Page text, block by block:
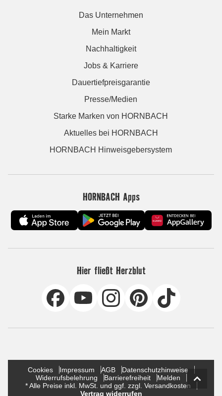
Das Unternehmen
Mein Markt
Nachhaltigkeit
Jobs & Karriere
Dauertiefpreisgarantie
Presse/Medien
Starke Marken von HORNBACH
Aktuelles bei HORNBACH
HORNBACH Hinweisgebersystem
HORNBACH Apps
Hier fließt Herzblut
Cookies Impressum AGB
Datenschutzhinweise
Widerrufsbelehrung
Barrierefreiheit
Melden
* Alle Preise inkl. MwSt. und ggf. zzgl. Versandkosten
Vertrag widerrufen